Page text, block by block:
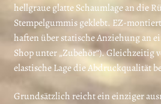
hellgraue glatte Schaumlage an die
Stempelgummis geklebt. EZ-
haften über statische Anziehung an
Shop unter „Zubehör“). Gleichzeitig
elastische Lage die Abdruckqualität
Grundsätzlich reicht ein einziger